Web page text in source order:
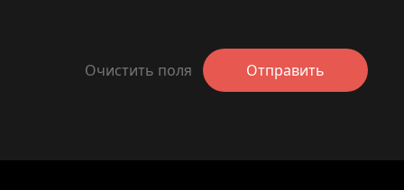
Очистить поля Отправить